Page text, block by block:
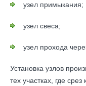
узел примыкания;
узел свеса;
узел прохода
Установка узлов
тех участках, где